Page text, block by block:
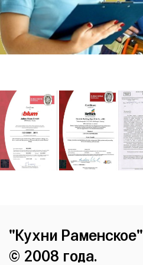
"Кухни Раменское"
© 2008 года.